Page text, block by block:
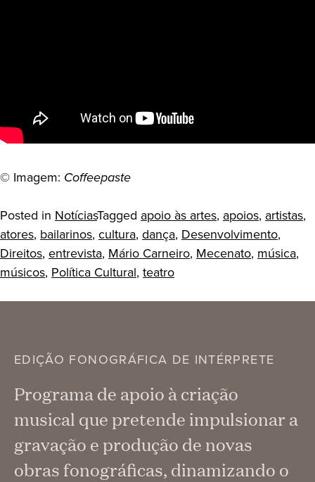
© Imagem: Coffeepaste
Posted in NotíciasTagged apoio às artes, apoios, artistas,
atores, bailarinos, cultura, dança, Desenvolvimento,
Direitos, entrevista, Mário Carneiro, Mecenato, música,
músicos, Política Cultural, teatro
EDIÇÃO FONOGRÁFICA DE INTÉRPRETE
Programa de apoio à criação
musical que pretende impulsionar a
gravação e produção de novas
obras fonográficas, dinamizando o